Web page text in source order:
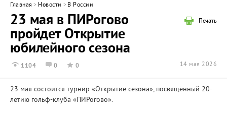
ГОЛЬФ-
ИНТЕРАКТИВ
НЕДВИЖИМОСТЬ
Главная > Новости > В России
Печать
23 мая в ПИРогово
пройдет Открытие
юбилейного сезона
1104 0 0 14 мая 2026
23 мая состоится турнир «Открытие сезона», посвящённый 20-
летию гольф-клуба «ПИРогово».